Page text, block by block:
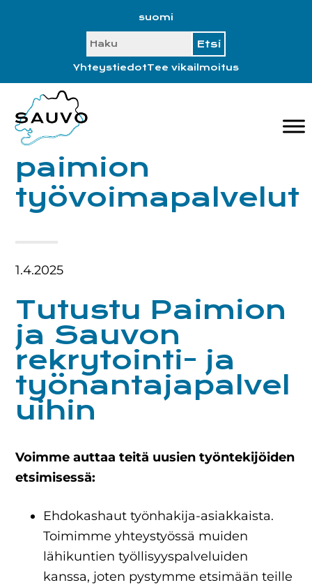
alatunnisteeseen
suomi
SEARCH
YhteystiedotTee vikailmoitus
paimion
työvoimapalvelut
1.4.2025
Tutustu Paimion
ja Sauvon
rekrytointi- ja
työnantajapalvel
uihin
Voimme auttaa teitä uusien työntekijöiden
etsimisessä:
Ehdokashaut työnhakija-asiakkaista.
Toimimme yhteystyössä muiden
lähikuntien työllisyyspalveluiden
kanssa, joten pystymme etsimään teille